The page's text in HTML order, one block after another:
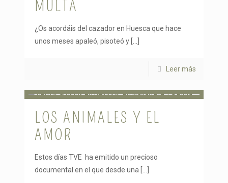
MULTA
¿Os acordáis del cazador en Huesca que hace
unos meses apaleó, pisoteó y […]
Leer más
LOS ANIMALES Y EL
AMOR
Estos días TVE ha emitido un precioso
documental en el que desde una […]